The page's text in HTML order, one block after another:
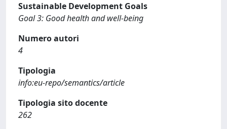
Sustainable Development Goals
Goal 3: Good health and well-being
Numero autori
4
Tipologia
info:eu-repo/semantics/article
Tipologia sito docente
262